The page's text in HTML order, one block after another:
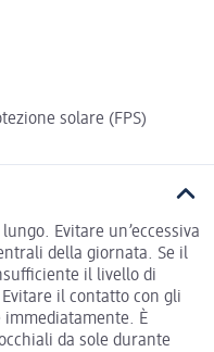
solare (FPS)
Evitare un’eccessiva
della giornata. Se il
il livello di
il contatto con gli
È
da sole durante